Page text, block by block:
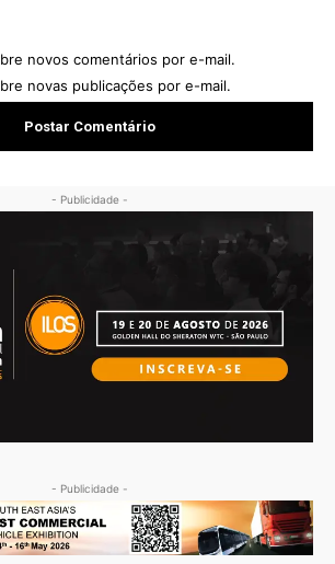
novos comentários por e-mail.
novas publicações por e-mail.
- Publicidade -
- Publicidade -